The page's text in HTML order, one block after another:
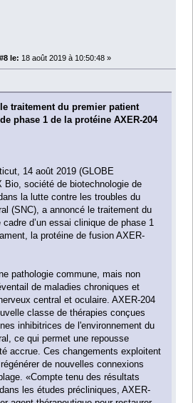
le: 18 août 2019 à 10:50:48 »
traitement du premier patient
phase 1 de la protéine AXER-204
14 août 2019 (GLOBE
Bio, société de biotechnologie de
la lutte contre les troubles du
(SNC), a annoncé le traitement du
d’un essai clinique de phase 1
la protéine de fusion AXER-
pathologie commune, mais non
de maladies chroniques et
central et oculaire. AXER-204
classe de thérapies conçues
inhibitrices de l'environnement du
ce qui permet une repousse
accrue. Ces changements exploitent
de nouvelles connexions
«Compte tenu des résultats
les études précliniques, AXER-